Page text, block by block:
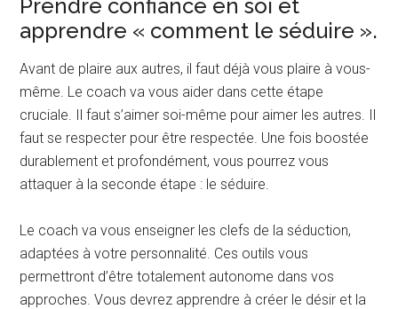
Prendre confiance en soi et
apprendre « comment le séduire ».
Avant de plaire aux autres, il faut déjà vous plaire à vous-
même. Le coach va vous aider dans cette étape
cruciale. Il faut s’aimer soi-même pour aimer les autres. Il
faut se respecter pour être respectée. Une fois boostée
durablement et profondément, vous pourrez vous
attaquer à la seconde étape : le séduire.
Le coach va vous enseigner les clefs de la séduction,
adaptées à votre personnalité. Ces outils vous
permettront d’être totalement autonome dans vos
approches. Vous devrez apprendre à créer le désir et la